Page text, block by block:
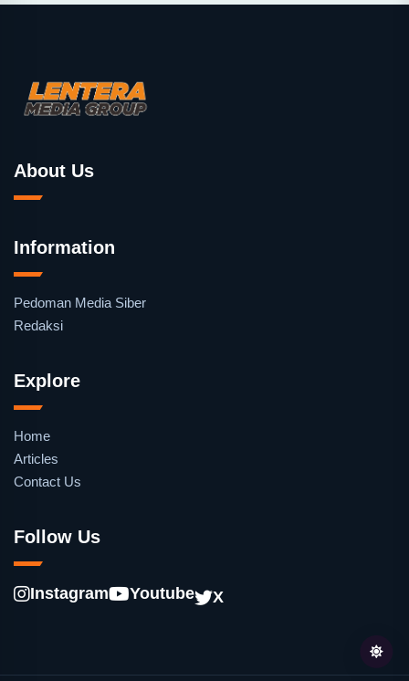
About Us
Information
Pedoman Media Siber
Redaksi
Explore
Home
Articles
Contact Us
Follow Us
Instagram Youtube X